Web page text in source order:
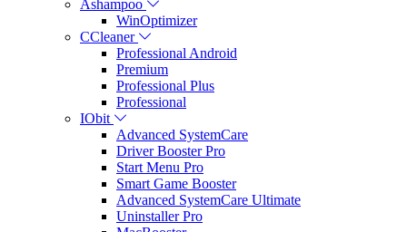
Ashampoo
WinOptimizer
CCleaner
Professional Android
Premium
Professional Plus
Professional
IObit
Advanced SystemCare
Driver Booster Pro
Start Menu Pro
Smart Game Booster
Advanced SystemCare Ultimate
Uninstaller Pro